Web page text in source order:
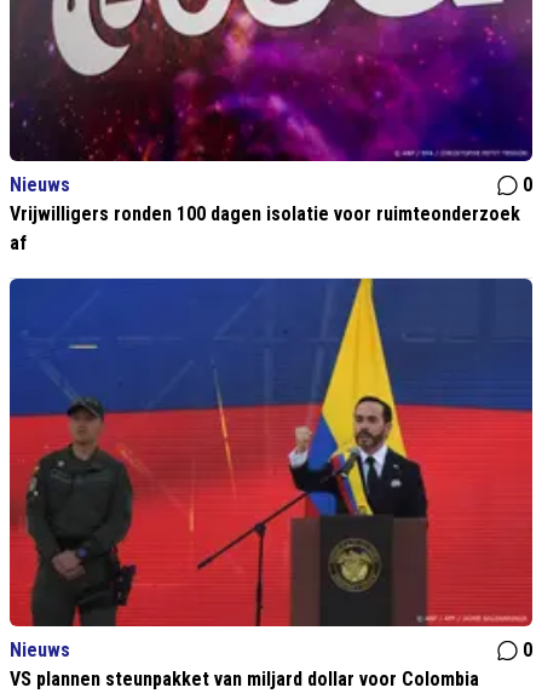
Nieuws
0
Vrijwilligers ronden 100 dagen isolatie voor ruimteonderzoek
af
Nieuws
0
VS plannen steunpakket van miljard dollar voor Colombia